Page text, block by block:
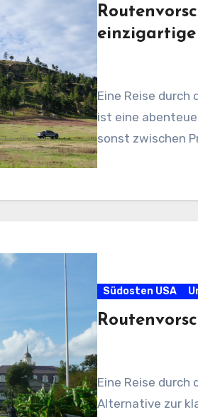
Eine Reise
ist eine
sonst zwischen
Südosten USA
Eine Reise
Alternative zur